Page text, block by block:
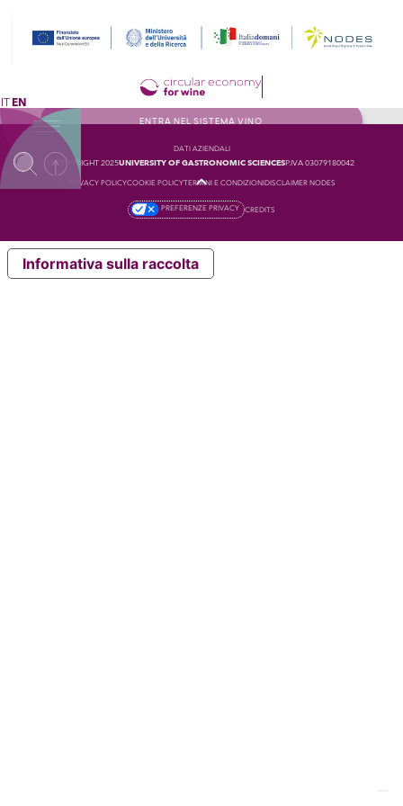
ITEN
ENTRA NEL SISTEMA VINO
© COPYRIGHT 2025UNIVERSITY OF GASTRONOMIC SCIENCESP.IVA 03079180042
DATI AZIENDALI
PRIVACY POLICYCOOKIE POLICYTERMINI E CONDIZIONIDISCLAIMER NODES
PREFERENZE PRIVACY CREDITS
Informativa sulla raccolta